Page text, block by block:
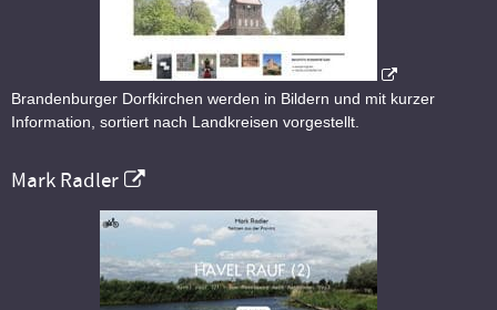
Brandenburger Dorfkirchen werden in Bildern und mit kurzer
Information, sortiert nach Landkreisen vorgestellt.
Mark Radler